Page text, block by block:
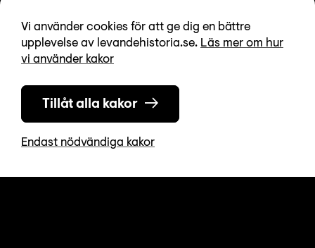
Vi använder cookies för att ge dig en bättre
upplevelse av levandehistoria.se. Läs mer om hur
vi använder kakor
Tillåt alla kakor
Endast nödvändiga kakor
Nyhetsbrev
Integritetspolicy